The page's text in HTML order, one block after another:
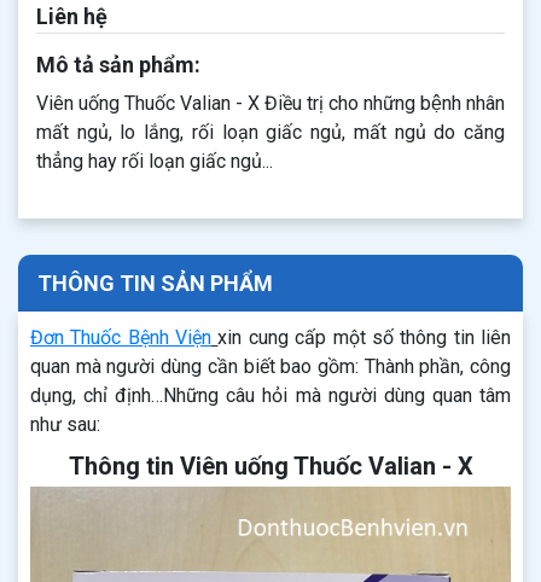
Liên hệ
Mô tả sản phẩm:
Viên uống Thuốc Valian - X Điều trị cho những bệnh nhân
mất ngủ, lo lắng, rối loạn giấc ngủ, mất ngủ do căng
thẳng hay rối loạn giấc ngủ...
THÔNG TIN SẢN PHẨM
Đơn Thuốc Bệnh Viện xin cung cấp một số thông tin liên
quan mà người dùng cần biết bao gồm: Thành phần, công
dụng, chỉ định…Những câu hỏi mà người dùng quan tâm
như sau:
Thông tin Viên uống Thuốc Valian - X